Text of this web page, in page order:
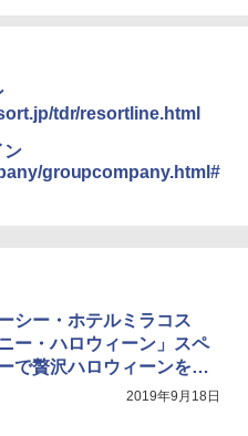
き方 チェコ ポーランド スロヴ
2027 地球の歩き方A ヨーロッ
現代新書)
《めざましテレビで紹介》
ッチ RENEW 幅200 2-3人用 43
150B(EB)
ー 熊よけスプレー 熊スプレー
tdr/resortline.html
ン
groupcompany.html#
シー・ホテルミラコス
ー・ハロウィーン」スペ
で贅沢ハロウィーンを味
2019年9月18日